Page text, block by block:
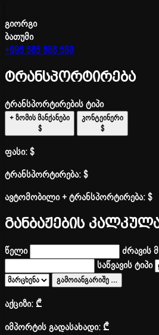
გიორგი
ბათუმი
+995 585 888 589
ტრანსპორტირება
ტრანსპორტირების ტიპი
+ ზომის მანქანები
$
კონტეინერი
$
ფასი:$
ტრანსპორტირება:$
ავტომობილი + ტრანსპორტირება:$
განბაჟების
წელი
ძრავის
საწვავის ტიპი
გამოიანგარიშე …
აქციზი:₾
იმპორტის გადასახადი:₾